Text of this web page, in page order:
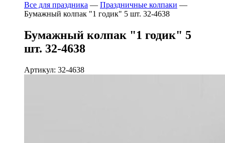
Все для праздника — Праздничные колпаки —
Бумажный колпак "1 годик" 5 шт. 32-4638
Бумажный колпак "1 годик" 5
шт. 32-4638
Артикул: 32-4638